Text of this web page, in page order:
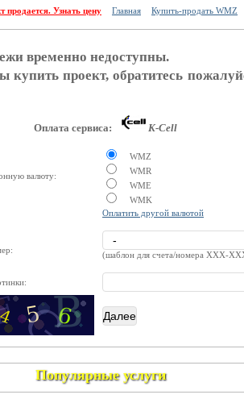
продается. Узнать цену Главная Купить-продать WMZ
временно недоступны.
купить проект, обратитесь
K-Cell
валюту:
WMZ
WMR
WME
WMK
Оплатить другой валютой
(шаблон для счета/номера XXX-
Популярные услуги